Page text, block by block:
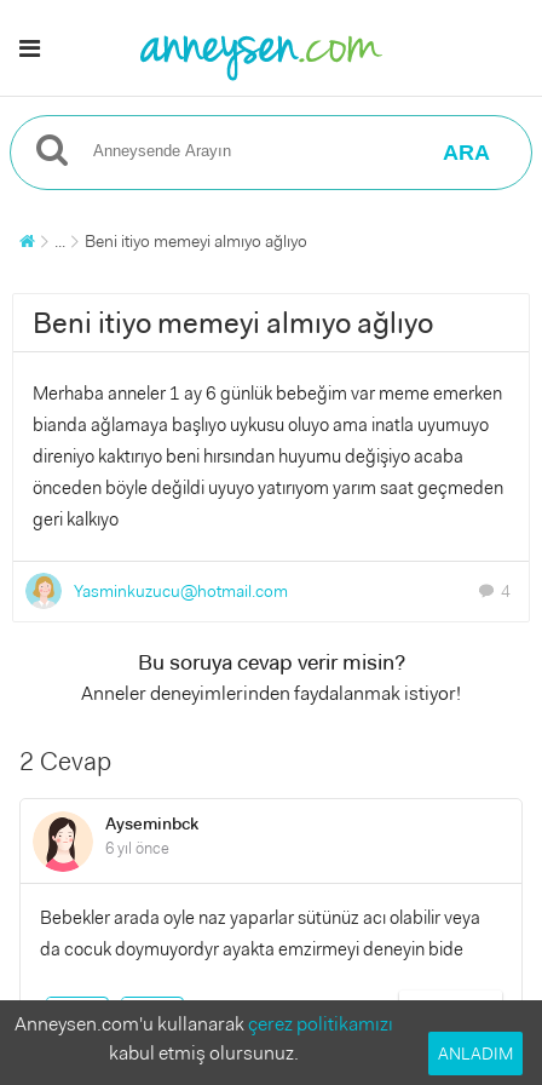
ARA
... Beni itiyo memeyi almıyo ağlıyo
Beni itiyo memeyi almıyo ağlıyo
Merhaba anneler 1 ay 6 günlük bebeğim var meme emerken
bianda ağlamaya başlıyo uykusu oluyo ama inatla uyumuyo
direniyo kaktırıyo beni hırsından huyumu değişiyo acaba
önceden böyle değildi uyuyo yatırıyom yarım saat geçmeden
geri kalkıyo
Yasminkuzucu@hotmail.com chat 4
Bu soruya cevap verir misin?
Anneler deneyimlerinden faydalanmak istiyor!
2 Cevap
Ayseminbck
6 yıl önce
Bebekler arada oyle naz yaparlar sütünüz acı olabilir veya
da cocuk doymuyordyr ayakta emzirmeyi deneyin bide
0 0
Anneysen.com'u kullanarakçerez politikamızı
kabul etmiş olursunuz.
ANLADIM